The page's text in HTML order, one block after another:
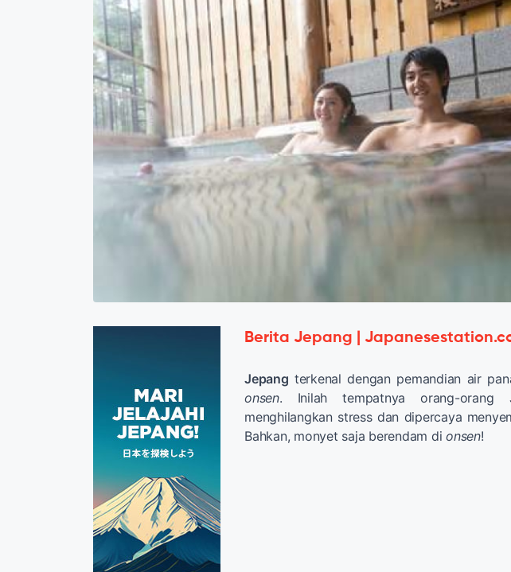
Berita Jepang |
Jepang terkenal dengan pemandian air
onsen. Inilah tempatnya orang-orang
menghilangkan stress dan dipercaya
Bahkan, monyet saja berendam di onsen!